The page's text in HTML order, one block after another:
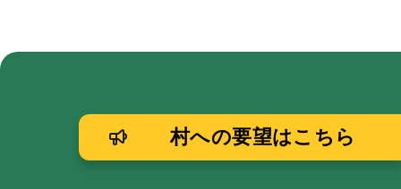
村への要望はこちら